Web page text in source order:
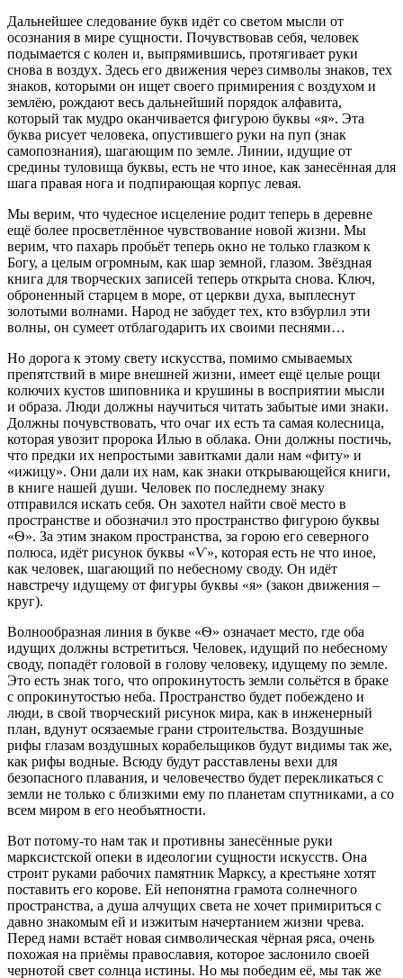
Дальнейшее следование букв идёт со светом мысли от
осознания в мире сущности. Почувствовав себя, человек
подымается с колен и, выпрямившись, протягивает руки
снова в воздух. Здесь его движения через символы знаков, тех
знаков, которыми он ищет своего примирения с воздухом и
землёю, рождают весь дальнейший порядок алфавита,
который так мудро оканчивается фигурою буквы «я». Эта
буква рисует человека, опустившего руки на пуп (знак
самопознания), шагающим по земле. Линии, идущие от
средины туловища буквы, есть не что иное, как занесённая для
шага правая нога и подпирающая корпус левая.
Мы верим, что чудесное исцеление родит теперь в деревне
ещё более просветлённое чувствование новой жизни. Мы
верим, что пахарь пробьёт теперь окно не только глазком к
Богу, а целым огромным, как шар земной, глазом. Звёздная
книга для творческих записей теперь открыта снова. Ключ,
оброненный старцем в море, от церкви духа, выплеснут
золотыми волнами. Народ не забудет тех, кто взбурлил эти
волны, он сумеет отблагодарить их своими песнями…
Но дорога к этому свету искусства, помимо смываемых
препятствий в мире внешней жизни, имеет ещё целые рощи
колючих кустов шиповника и крушины в восприятии мысли
и образа. Люди должны научиться читать забытые ими знаки.
Должны почувствовать, что очаг их есть та самая колесница,
которая увозит пророка Илью в облака. Они должны постичь,
что предки их непростыми завитками дали нам «фиту» и
«ижицу». Они дали их нам, как знаки открывающейся книги,
в книге нашей души. Человек по последнему знаку
отправился искать себя. Он захотел найти своё место в
пространстве и обозначил это пространство фигурою буквы
«Ѳ». За этим знаком пространства, за горою его северного
полюса, идёт рисунок буквы «Ѵ», которая есть не что иное,
как человек, шагающий по небесному своду. Он идёт
навстречу идущему от фигуры буквы «я» (закон движения –
круг).
Волнообразная линия в букве «Ѳ» означает место, где оба
идущих должны встретиться. Человек, идущий по небесному
своду, попадёт головой в голову человеку, идущему по земле.
Это есть знак того, что опрокинутость земли сольётся в браке
с опрокинутостью неба. Пространство будет побеждено и
люди, в свой творческий рисунок мира, как в инженерный
план, вдунут осязаемые грани строительства. Воздушные
рифы глазам воздушных корабельщиков будут видимы так же,
как рифы водные. Всюду будут расставлены вехи для
безопасного плавания, и человечество будет перекликаться с
земли не только с близкими ему по планетам спутниками, а со
всем миром в его необъятности.
Вот потому-то нам так и противны занесённые руки
марксистской опеки в идеологии сущности искусств. Она
строит руками рабочих памятник Марксу, а крестьяне хотят
поставить его корове. Ей непонятна грамота солнечного
пространства, а душа алчущих света не хочет примириться с
давно знакомым ей и изжитым начертанием жизни чрева.
Перед нами встаёт новая символическая чёрная ряса, очень
похожая на приёмы православия, которое заслонило своей
чернотой свет солнца истины. Но мы победим её, мы так же